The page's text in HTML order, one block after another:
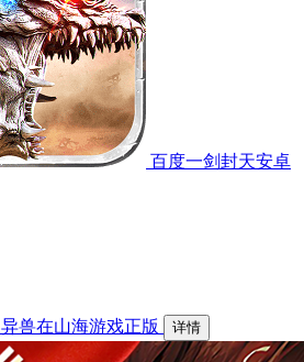
百度一剑封天安卓
异兽在山海游戏正版 详情